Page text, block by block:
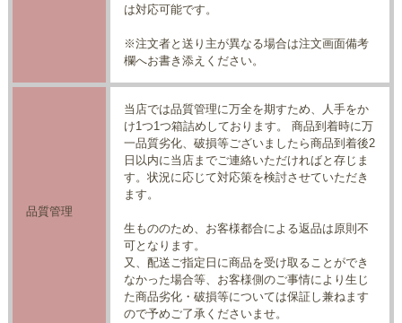
は対応可能です。
※注文者と送り主が異なる場合は注文画面備考
欄へお書き添えください。
品質管理
当店では品質管理に万全を期すため、人手をか
け1つ1つ箱詰めしております。 商品到着時に万
一品質劣化、破損等ございましたら商品到着後2
日以内に当店までご連絡いただければと存じま
す。状況に応じて対応策を検討させていただき
ます。
生もののため、お客様都合による返品は原則不
可となります。
又、配送ご指定日に商品を受け取ることができ
なかった場合等、お客様側のご事情により生じ
た商品劣化・破損等については保証し兼ねます
ので予めご了承くださいませ。